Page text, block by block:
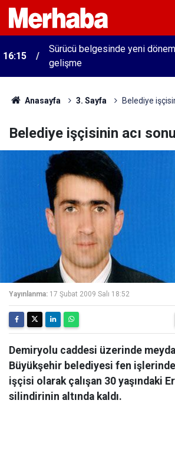
16:15
Sürücü belgesinde yeni
gelişme
Anasayfa 3. Sayfa Belediye
Belediye işçisinin acı sonu
Yayınlanma: 17 Şubat 2009 Salı 18:52
Demiryolu caddesi üzerinde
Büyükşehir belediyesi fen
işçisi olarak çalışan 30 yaşındaki
silindirinin altında kaldı.